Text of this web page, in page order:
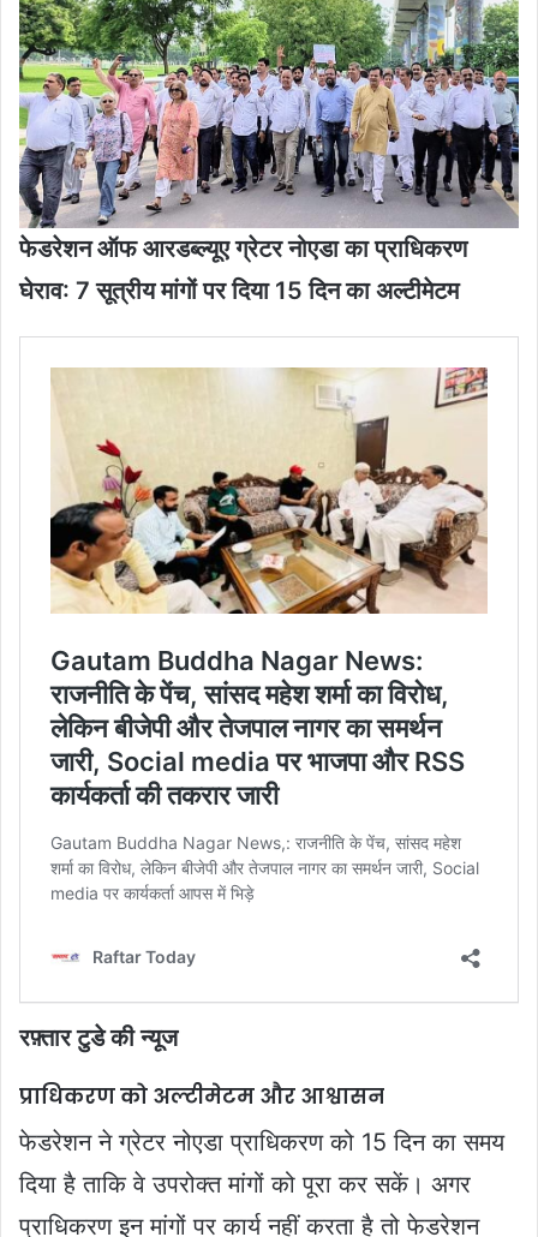
फेडरेशन ऑफ आरडब्ल्यूए ग्रेटर नोएडा का प्राधिकरण
घेराव: 7 सूत्रीय मांगों पर दिया 15 दिन का अल्टीमेटम
रफ़्तार टुडे की न्यूज
प्राधिकरण को अल्टीमेटम और आश्वासन
फेडरेशन ने ग्रेटर नोएडा प्राधिकरण को 15 दिन का समय
दिया है ताकि वे उपरोक्त मांगों को पूरा कर सकें। अगर
प्राधिकरण इन मांगों पर कार्य नहीं करता है तो फेडरेशन